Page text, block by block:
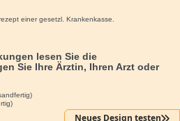
Neues Design testen
einer gesetzl. Krankenkasse.
lesen Sie die
Sie Ihre Ärztin, Ihren Arzt oder